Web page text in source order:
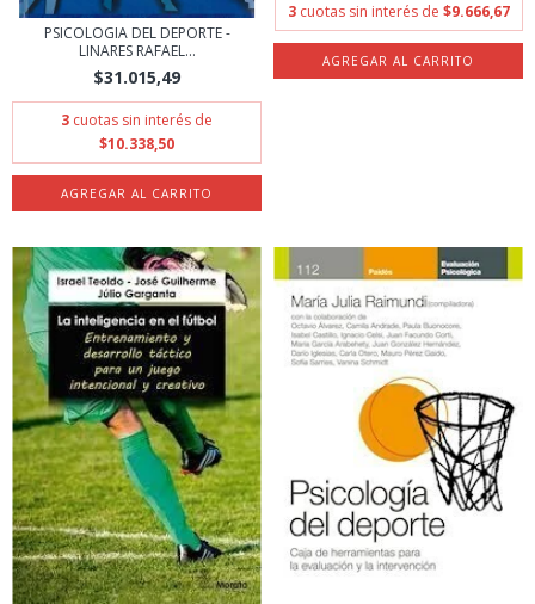
PSICOLOGIA DEL DEPORTE -
LINARES RAFAEL...
$31.015,49
3 cuotas sin interés de
$10.338,50
3 cuotas sin interés de $9.666,67